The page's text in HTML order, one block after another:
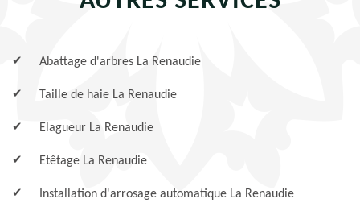
Abattage d'arbres La Renaudie
Taille de haie La Renaudie
Elagueur La Renaudie
Etêtage La Renaudie
Installation d'arrosage automatique La Renaudie